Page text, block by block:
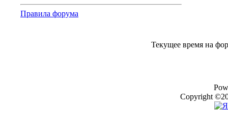
Правила форума
Текущее время на
Copyright